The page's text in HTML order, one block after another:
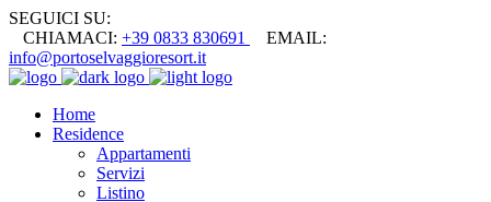
SEGUICI SU:
CHIAMACI: +39 0833 830691
EMAIL:
info@portoselvaggioresort.it
Home
Residence
Appartamenti
Servizi
Listino